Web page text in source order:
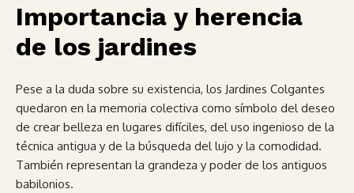
Importancia y herencia
de los jardines
Pese a la duda sobre su existencia, los Jardines Colgantes
quedaron en la memoria colectiva como símbolo del deseo
de crear belleza en lugares difíciles, del uso ingenioso de la
técnica antigua y de la búsqueda del lujo y la comodidad.
También representan la grandeza y poder de los antiguos
babilonios.